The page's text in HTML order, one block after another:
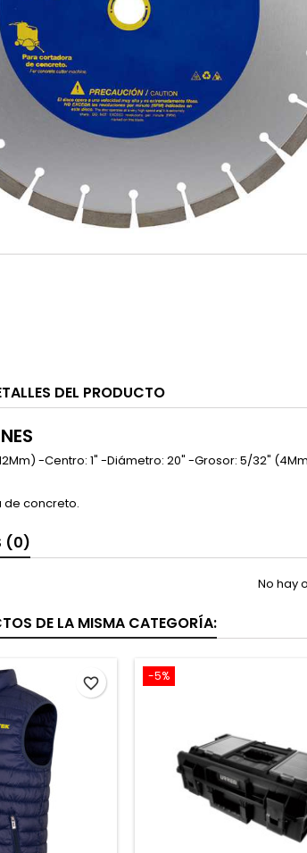
DEL PRODUCTO
-Centro: 1" -Diámetro: 20" -Grosor: 5/32"
de concreto.
(0)
No hay
DE LA MISMA CATEGORÍA:
favorite_border -5%